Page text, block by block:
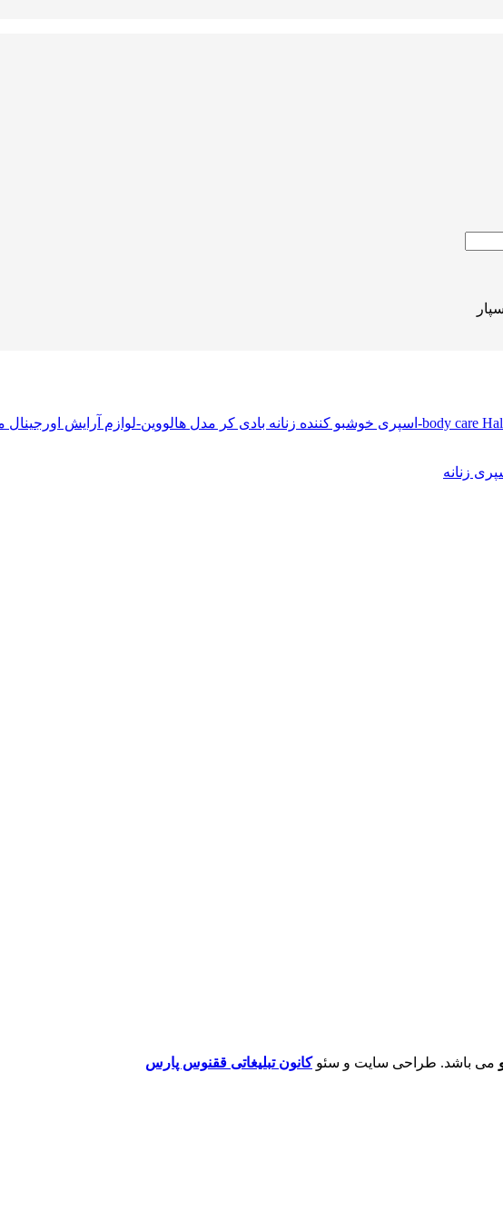
زنانه
می باشد. طراحی سایت و سئوکانون تبلیغاتی ققنوس پارس